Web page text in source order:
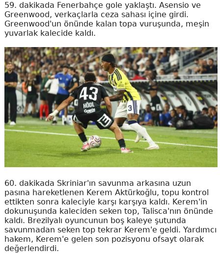
59. dakikada Fenerbahçe gole yaklaştı. Asensio ve
Greenwood, verkaçlarla ceza sahası içine girdi.
Greenwood'un önünde kalan topa vuruşunda, meşin
yuvarlak kalecide kaldı.
60. dakikada Skriniar'ın savunma arkasına uzun
pasına hareketlenen Kerem Aktürkoğlu, topu kontrol
ettikten sonra kaleciyle karşı karşıya kaldı. Kerem'in
dokunuşunda kaleciden seken top, Talisca'nın önünde
kaldı. Brezilyalı oyuncunun boş kaleye şutunda
savunmadan seken top tekrar Kerem'e geldi. Yardımcı
hakem, Kerem'e gelen son pozisyonu ofsayt olarak
değerlendirdi.